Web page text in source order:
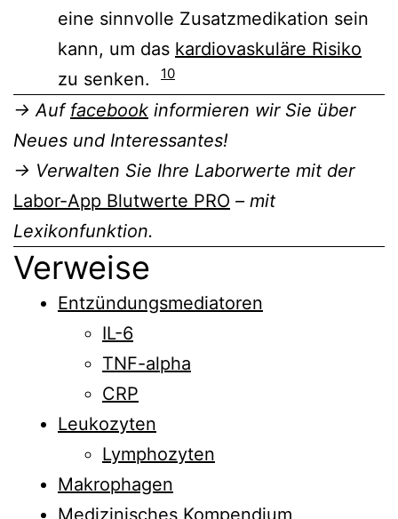
eine sinnvolle Zusatzmedikation sein
kann, um das kardiovaskuläre Risiko
zu senken.
10
→ Auf facebook informieren wir Sie über
Neues und Interessantes!
→ Verwalten Sie Ihre Laborwerte mit der
Labor-App Blutwerte PRO – mit
Lexikonfunktion.
Verweise
Entzündungsmediatoren
IL-6
TNF-alpha
CRP
Leukozyten
Lymphozyten
Makrophagen
Medizinisches Kompendium